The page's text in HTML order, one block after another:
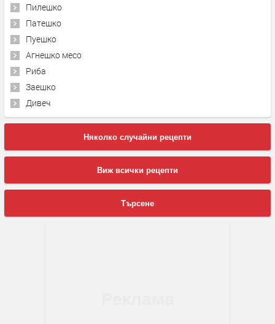
Пилешко
Патешко
Пуешко
Агнешко месо
Риба
Заешко
Дивеч
Няколко случайни рецепти
Виж всички рецепти
Търсене